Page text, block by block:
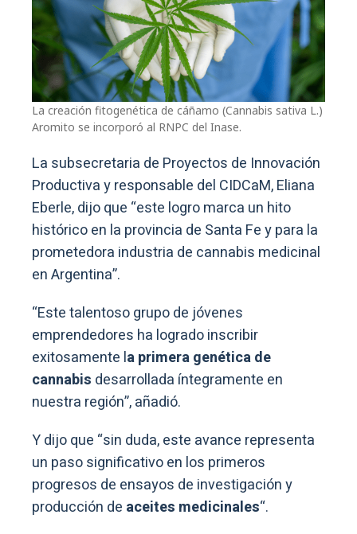
La creación fitogenética de cáñamo (Cannabis sativa L.)
Aromito se incorporó al RNPC del Inase.
La subsecretaria de Proyectos de Innovación
Productiva y responsable del CIDCaM, Eliana
Eberle, dijo que “este logro marca un hito
histórico en la provincia de Santa Fe y para la
prometedora industria de cannabis medicinal
en Argentina”.
“Este talentoso grupo de jóvenes
emprendedores ha logrado inscribir
exitosamente la primera genética de
cannabis desarrollada íntegramente en
nuestra región”, añadió.
Y dijo que “sin duda, este avance representa
un paso significativo en los primeros
progresos de ensayos de investigación y
producción de aceites medicinales“.